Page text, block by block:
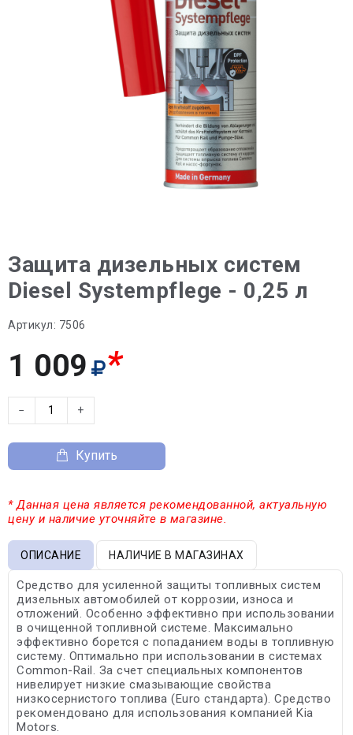
Защита дизельных систем
Diesel Systempflege - 0,25 л
Артикул: 7506
1 009 *
− +
Купить
* Данная цена является рекомендованной, актуальную
цену и наличие уточняйте в магазине.
ОПИСАНИЕ НАЛИЧИЕ В МАГАЗИНАХ
Средство для усиленной защиты топливных систем
дизельных автомобилей от коррозии, износа и
отложений. Особенно эффективно при использовании
в очищенной топливной системе. Максимально
эффективно борется с попаданием воды в топливную
систему. Оптимально при использовании в системах
Common-Rail. За счет специальных компонентов
нивелирует низкие смазывающие свойства
низкосернистого топлива (Euro стандарта). Средство
рекомендовано для использования компанией Kia
Motors.